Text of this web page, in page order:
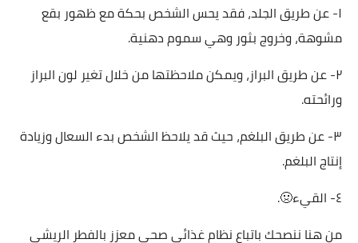
١- عن طريق الجلد، فقد يحس الشخص بحكة مع ظهور بقع
مشوهة، وخروج بثور وهي سموم دهنية.
٢- عن طريق البراز، ويمكن ملاحظتها من خلال تغير لون البراز
ورائحته.
٣- عن طريق البلغم، حيث قد يلاحظ الشخص بدء السعال وزيادة
إنتاج البلغم.
٤- القيء🤢.
من هنا ننصحك باتباع نظام غذائي صحي معزز بالفطر الريشي